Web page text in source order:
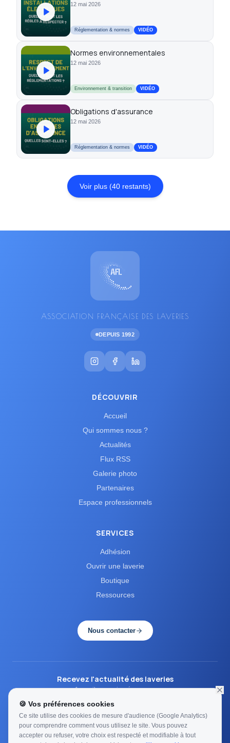
🍪 Vos préférences cookies
Ce site utilise des cookies de mesure d'audience (Google Analytics)
pour comprendre comment vous utilisez le site. Vous pouvez
accepter ou refuser, votre choix est respecté et modifiable à tout
12 mai 2026
Réglementation & normes VIDÉO
Normes environnementales
12 mai 2026
Environnement & transition VIDÉO
Obligations d'assurance
12 mai 2026
Réglementation & normes VIDÉO
Voir plus (40restants)
ASSOCIATION FRANÇAISE DES LAVERIES
DEPUIS 1992
DÉCOUVRIR
Accueil
Qui sommes nous ?
Actualités
Flux RSS
Galerie photo
Partenaires
Espace professionnels
SERVICES
Adhésion
Ouvrir une laverie
Boutique
Ressources
Nous contacter
Recevez l'actualité des laveries
1 email par mois, zéro spam.
Une question ? Cliquez ici